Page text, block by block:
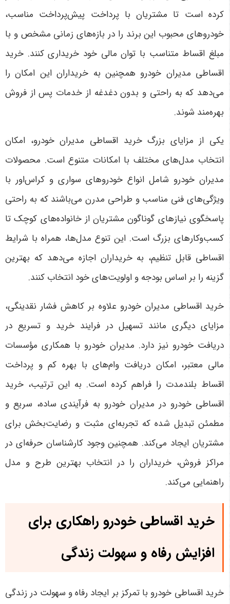
کرده است تا مشتریان با پرداخت پیش‌پرداخت مناسب،
خودروهای محبوب این برند را در بازه‌های زمانی مشخص و با
مبلغ اقساط متناسب با توان مالی خود خریداری کنند. خرید
اقساطی مدیران خودرو همچنین به خریداران این امکان را
می‌دهد که به راحتی و بدون دغدغه از خدمات پس از فروش
بهره‌مند شوند.
یکی از مزایای بزرگ خرید اقساطی مدیران خودرو، امکان
انتخاب مدل‌های مختلف با امکانات متنوع است. محصولات
مدیران خودرو شامل انواع خودروهای سواری و کراس‌اور با
ویژگی‌های فنی مناسب و طراحی مدرن می‌باشند که به راحتی
پاسخگوی نیازهای گوناگون مشتریان از خانواده‌های کوچک تا
کسب‌وکارهای بزرگ است. این تنوع مدل‌ها، همراه با شرایط
اقساطی قابل تنظیم، به خریداران اجازه می‌دهد که بهترین
گزینه را بر اساس بودجه و اولویت‌های خود انتخاب کنند.
خرید اقساطی مدیران خودرو علاوه بر کاهش فشار نقدینگی،
مزایای دیگری مانند تسهیل در فرایند خرید و تسریع در
دریافت خودرو نیز دارد. مدیران خودرو با همکاری مؤسسات
مالی معتبر، امکان دریافت وام‌های با بهره کم و پرداخت
اقساط بلندمدت را فراهم کرده است. به این ترتیب، خرید
اقساطی خودرو در مدیران خودرو به فرآیندی ساده، سریع و
مطمئن تبدیل شده که تجربه‌ای مثبت و رضایت‌بخش برای
مشتریان ایجاد می‌کند. همچنین وجود کارشناسان حرفه‌ای در
مراکز فروش، خریداران را در انتخاب بهترین طرح و مدل
راهنمایی می‌کند.
خرید اقساطی خودرو راهکاری برای
افزایش رفاه و سهولت زندگی
خرید اقساطی خودرو با تمرکز بر ایجاد رفاه و سهولت در زندگی